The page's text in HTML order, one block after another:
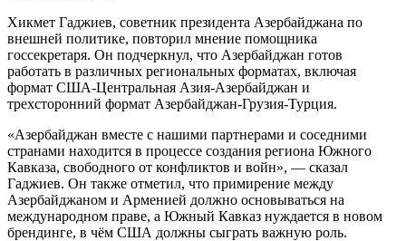
Хикмет Гаджиев, советник президента Азербайджана по
внешней политике, повторил мнение помощника
госсекретаря. Он подчеркнул, что Азербайджан готов
работать в различных региональных форматах, включая
формат США-Центральная Азия-Азербайджан и
трехсторонний формат Азербайджан-Грузия-Турция.
«Азербайджан вместе с нашими партнерами и соседними
странами находится в процессе создания региона Южного
Кавказа, свободного от конфликтов и войн», — сказал
Гаджиев. Он также отметил, что примирение между
Азербайджаном и Арменией должно основываться на
международном праве, а Южный Кавказ нуждается в новом
брендинге, в чём США должны сыграть важную роль.